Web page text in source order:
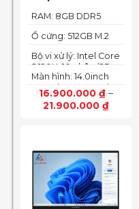
120U Ram 8GB
SSD 512GB FHD+
16.900.000 ₫–
21.900.000 ₫
Màn hình: 14.0inch
FHD+ (1920 x 1200)
60Hz,250 nits
Bộ vi xử lý: Intel Core
5 120U, 10 nhân (2P +
8E) / 12 luồng
Ổ cứng: 512GB M.2
RAM: 8GB DDR5